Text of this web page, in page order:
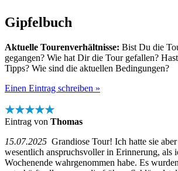
Gipfelbuch
Aktuelle Tourenverhältnisse: Bist Du die
gegangen? Wie hat Dir die Tour gefallen?
Tipps? Wie sind die aktuellen Bedingungen?
Einen Eintrag schreiben »
★★★★★
Eintrag von Thomas
15.07.2025 Grandiose Tour! Ich hatte sie
wesentlich anspruchsvoller in Erinnerung, als
Wochenende wahrgenommen habe. Es